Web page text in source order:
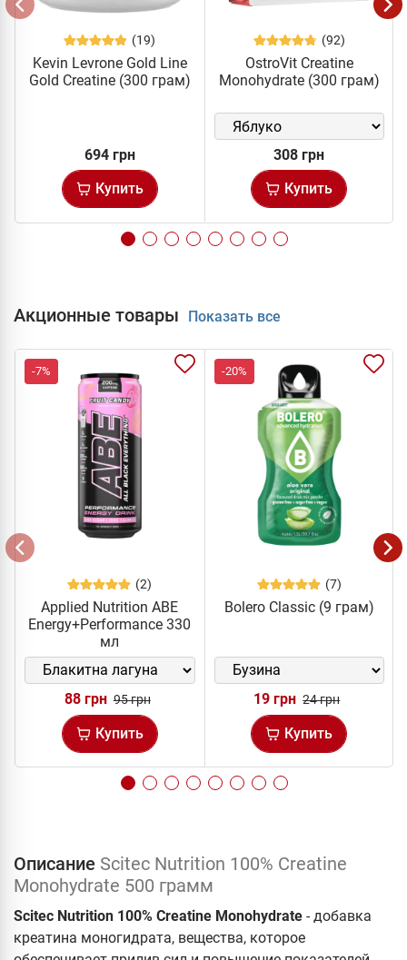
(19)
Kevin Levrone Gold Line
Gold Creatine (300 грам)
694 грн
Купить
(92)
OstroVit Creatine
Monohydrate (300 грам)
308 грн
Купить
Акционные товары Показать все
-7%
(2)
Applied Nutrition ABE
Energy+Performance 330
мл
88 грн 95 грн
Купить
-20%
(7)
Bolero Classic (9 грам)
19 грн 24 грн
Купить
Описание Scitec Nutrition 100% Creatine
Monohydrate 500 грамм
Scitec Nutrition 100% Creatine Monohydrate - добавка
креатина моногидрата, вещества, которое